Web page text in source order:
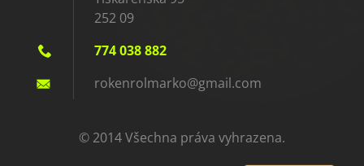
252 09
774 038 882
rokenrolmarko@gmail.com
© 2014 Všechna práva vyhrazena.